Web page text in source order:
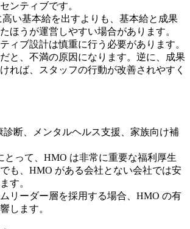
ンティブです。
い基本給を出すよりも、基本給と成果
ほうが運営しやすい場合があります。
ィブ設計は慎重に行う必要があります。
と、不満の原因になります。逆に、成果
れば、スタッフの行動が改善されやすく
断、メンタルヘルス支援、家族向け補
とって、HMO は非常に重要な福利厚生
も、HMO がある会社とない会社では安
す。
リーダー層を採用する場合、HMO の有
します。